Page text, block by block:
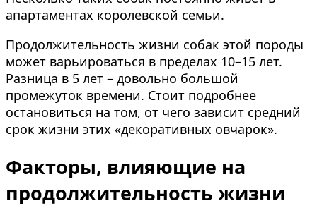
апартаментах королевской семьи.
Продолжительность жизни собак этой породы
может варьироваться в пределах 10–15 лет.
Разница в 5 лет – довольно большой
промежуток времени. Стоит подробнее
остановиться на том, от чего зависит средний
срок жизни этих «декоративных овчарок».
Факторы, влияющие на
продолжительность жизни